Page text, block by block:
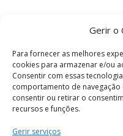
Gerir o
Para fornecer as melhores
cookies para armazenar e/ou
Consentir com essas
comportamento de navegação
consentir ou retirar o
recursos e funções.
Gerir serviços
Termos e Condições